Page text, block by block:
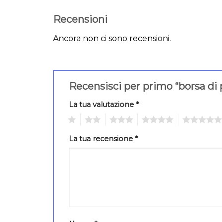
Recensioni
Ancora non ci sono recensioni.
Recensisci per primo “borsa di
La tua valutazione *
La tua recensione *